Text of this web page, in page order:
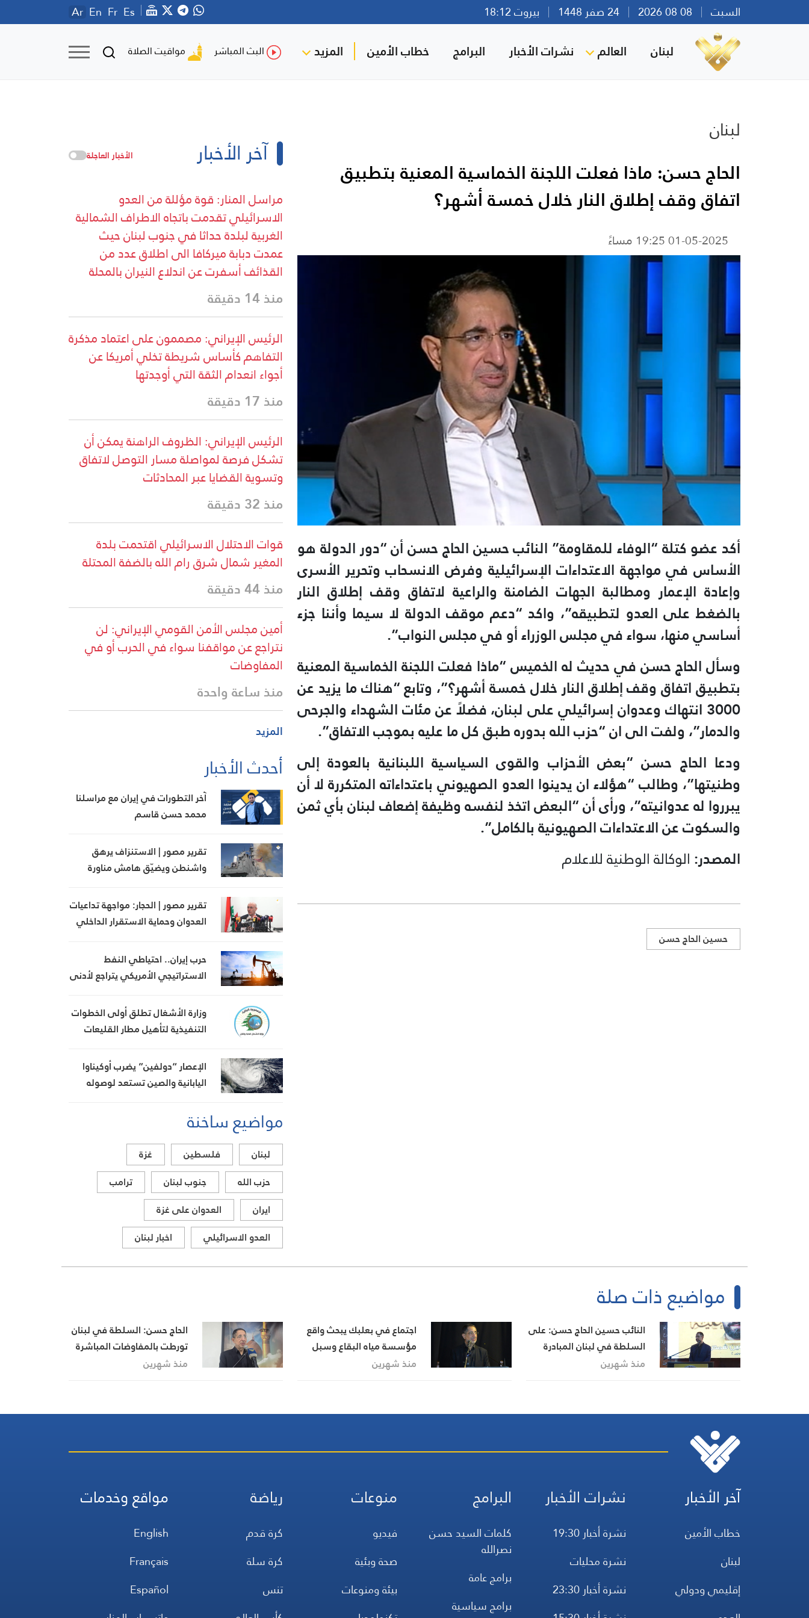
السبت بيروت 18:12 Ar En Fr Es
لبنان العالم نشرات الأخبار البرامج خطاب الأمين المزيد البث المباشر مواقيت الصلاة
لبنان
الحاج حسن: ماذا فعلت اللجنة الخماسية المعنية بتطبيق
اتفاق وقف إطلاق النار خلال ‏خمسة أشهر؟
01-05-2025 19:25 مساءً
أكد عضو كتلة “الوفاء للمقاومة” النائب حسين الحاج حسن أن “دور ‏الدولة هو
الأساس في مواجهة الاعتداءات الإسرائيلية وفرض الانسحاب وتحرير الأسرى
وإعادة ‏الإعمار ومطالبة الجهات الضامنة والراعية لاتفاق وقف إطلاق النار
بالضغط على العدو ‏لتطبيقه”، واكد “دعم موقف الدولة لا سيما وأننا جزء
أساسي منها، ‏سواء في مجلس الوزراء أو في مجلس النواب”.
وسأل الحاج حسن في حديث له الخميس “ماذا فعلت اللجنة الخماسية المعنية
بتطبيق اتفاق وقف إطلاق النار خلال ‏خمسة أشهر؟”، وتابع “هناك ما يزيد عن
3000 انتهاك ‏وعدوان إسرائيلي على لبنان، فضلاً عن مئات الشهداء والجرحى
والدمار”، ولفت الى ان “حزب الله بدوره طبق كل ما عليه بموجب الاتفاق”.
ودعا الحاج حسن “بعض الأحزاب والقوى السياسية اللبنانية بالعودة إلى
وطنيتها”، وطالب “هؤلاء ان يدينوا العدو الصهيوني باعتداءاته المتكررة لا أن
يبرروا له عدوانيته”، ورأى أن “البعض اتخذ لنفسه وظيفة إضعاف لبنان بأي ثمن
والسكوت عن الاعتداءات ‏الصهيونية بالكامل”.
المصدر: الوكالة الوطنية للاعلام
حسين الحاج حسن
آخر الأخبار الأخبار العاجلة
مراسل المنار: قوة مؤللة من العدو
الاسرائيلي تقدمت باتجاه الاطراف الشمالية
الغربية لبلدة حداثا في جنوب لبنان حيث
عمدت دبابة ميركافا الى اطلاق عدد من
القذائف أسفرت عن اندلاع النيران بالمحلة
منذ 14 دقيقة
الرئيس الإيراني: مصممون على اعتماد مذكرة
التفاهم كأساس شريطة تخلي أمريكا عن
أجواء انعدام الثقة التي أوجدتها
منذ 17 دقيقة
الرئيس الإيراني: الظروف الراهنة يمكن أن
تشكل فرصة لمواصلة مسار التوصل لاتفاق
وتسوية القضايا عبر المحادثات
منذ 32 دقيقة
قوات الاحتلال الاسرائيلي اقتحمت بلدة
المغير شمال شرق رام الله بالضفة المحتلة
منذ 44 دقيقة
أمين مجلس الأمن القومي الإيراني: لن
نتراجع عن مواقفنا سواء في الحرب أو في
المفاوضات
منذ ساعة واحدة
المزيد
أحدث الأخبار
آخر التطورات في إيران مع مراسلنا
محمد حسن قاسم
تقرير مصور | الاستنزاف يرهق
واشنطن ويضيّق هامش مناورة
تقرير مصور | الحجار: مواجهة تداعيات
العدوان وحماية الاستقرار الداخلي
حرب إيران.. احتياطي النفط
الاستراتيجي الأمريكي يتراجع لأدنى
وزارة الأشغال تطلق أولى الخطوات
التنفيذية لتأهيل مطار القليعات
الإعصار “دولفين” يضرب أوكيناوا
اليابانية والصين تستعد لوصوله
مواضيع ساخنة
لبنان فلسطين
غزة
حزب الله
جنوب لبنان
ترامب
ايران
العدوان على غزة
العدو الاسرائيلي
اخبار لبنان
مواضيع ذات صلة
النائب حسين الحاج حسن: على
السلطة في لبنان المبادرة
وتصحيح خطاياها التي انتهجتها
منذ شهرين
اجتماع في بعلبك يبحث واقع
مؤسسة مياه البقاع وسبل
تعزيز خدماتها للمواطنين
منذ شهرين
الحاج حسن: السلطة في لبنان
تورطت بالمفاوضات المباشرة
مع العدو وأدخلت نفسها في
منذ شهرين
آخر الأخبار
خطاب الأمين
لبنان
إقليمي ودولي
نشرات الأخبار
نشرة أخبار 19:30
نشرة محليات
نشرة أخبار 23:30
البرامج
كلمات السيد حسن
نصرالله
برامج عامة
برامج سياسية
منوعات
فيديو
صحة وبئية
بيئة ومنوعات
رياضة
كرة قدم
كرة سلة
تنس
مواقع وخدمات
English
Français
Español